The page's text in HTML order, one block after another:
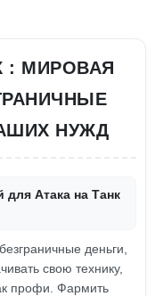
: МИРОВАЯ
НУЖД
для Атака на Танк
деньги,
свою технику,
профи. Фармить